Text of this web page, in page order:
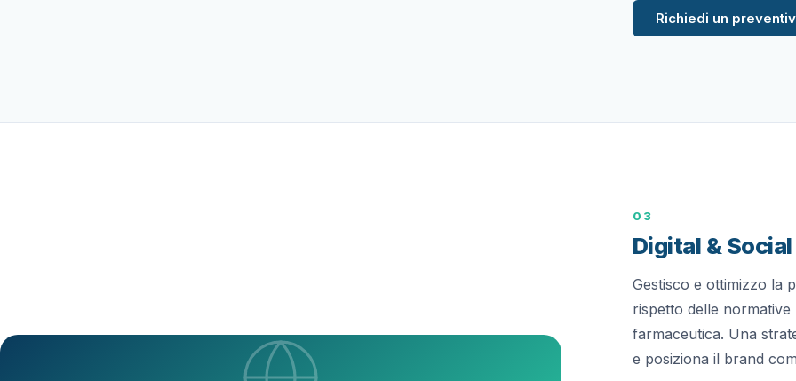
Richiedi un
03
Digital &
Gestisco e ottimizzo la
rispetto delle
farmaceutica. Una
e posiziona il brand